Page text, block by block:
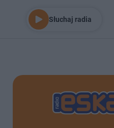
Słuchaj radia